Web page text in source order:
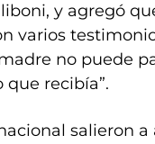
y agregó
varios
no puede
recibía”.
salieron a